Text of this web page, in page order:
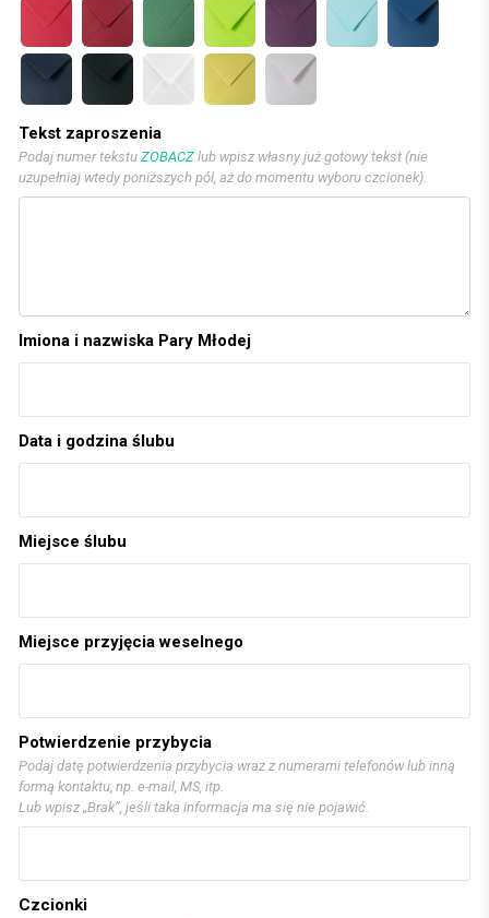
Tekst zaproszenia
Podaj numer tekstu ZOBACZ lub wpisz własny już gotowy tekst (nie
uzupełniaj wtedy poniższych pól, aż do momentu wyboru czcionek).
Imiona i nazwiska Pary Młodej
Data i godzina ślubu
Miejsce ślubu
Miejsce przyjęcia weselnego
Potwierdzenie przybycia
Podaj datę potwierdzenia przybycia wraz z numerami telefonów lub inną
formą kontaktu, np. e-mail, MS, itp.
Lub wpisz „Brak”, jeśli taka informacja ma się nie pojawić.
Czcionki